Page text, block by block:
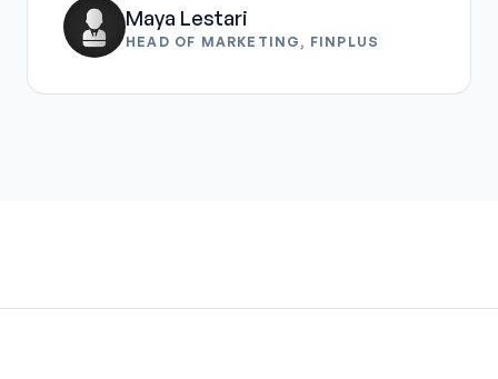
Maya Lestari
HEAD OF MARKETING, FINPLUS